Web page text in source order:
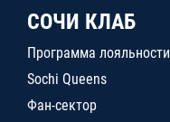
СОЧИ КЛАБ
Программа лояльности
Sochi Queens
Фан-сектор